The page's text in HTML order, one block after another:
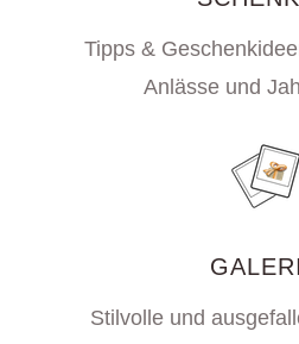
Tipps &
Anlässe und
Stilvolle und